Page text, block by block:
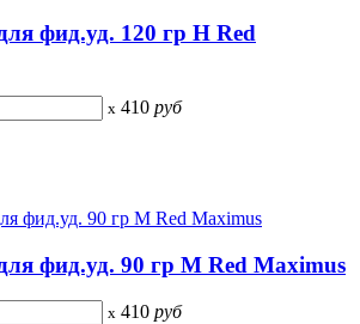
фид.уд. 120 гр H Red
x 410 руб
фид.уд. 90 гр M Red Maximus
x 410 руб